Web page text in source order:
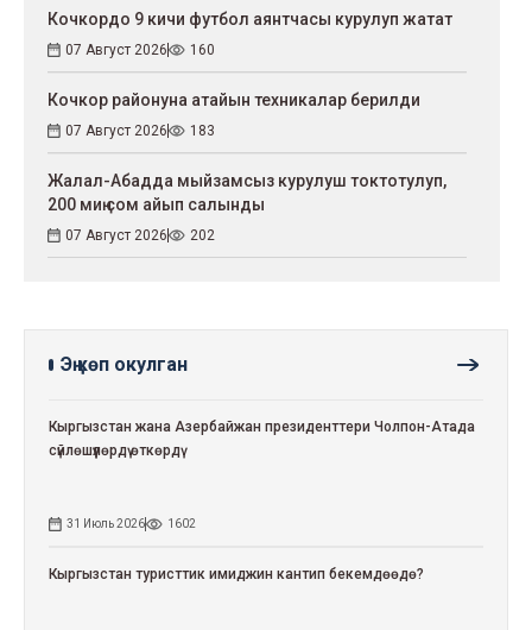
Кочкордо 9 кичи футбол аянтчасы курулуп жатат
07 Август 2026 160
Кочкор районуна атайын техникалар берилди
07 Август 2026 183
Жалал-Абадда мыйзамсыз курулуш токтотулуп,
200 миң сом айып салынды
07 Август 2026 202
Эң көп окулган
Кыргызстан жана Азербайжан президенттери Чолпон-Атада
сүйлөшүүлөрдү өткөрдү
31 Июль 2026 1602
Кыргызстан туристтик имиджин кантип бекемдөөдө?